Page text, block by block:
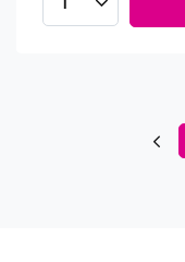
Ilość produktów